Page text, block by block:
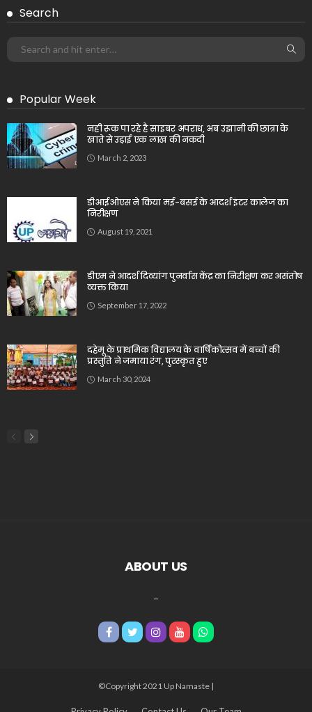
Search
Popular Week
नही रूक पा रहे है साइबर अपराध, अब उझानी की छात्रा के
खाते से उड़ाई एक लाख की नकदी
March 2, 2023
डीआईओएस ने किया मई-बसई के आदर्श इंटर कालेज का
निरीक्षण
August 19, 2021
डीएम ने आदर्श दिव्यांग पुनर्वास केंद्र का निरीक्षण कर असंतोष
व्यक्त किया
September 17, 2022
दहेमू के प्राथमिक विद्यालय के वार्षिकोत्सव में बच्चों की
प्रस्तुति ने जमाया रंग, पुरस्कृत हुए
March 30, 2024
ABOUT US
©Copyright 2021 Up Namaste |